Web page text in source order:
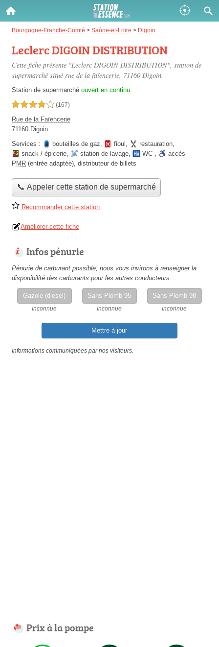
Bourgogne-Franche-Comté > Saône-et-Loire > Digoin
Leclerc DIGOIN DISTRIBUTION
Cette fiche présente "Leclerc DIGOIN DISTRIBUTION", station de
supermarché situé rue de la faïencerie, 71160 Digoin.
Station de supermarché ouvert en continu
4,0 étoiles sur 5 (167)
Rue de la Faïencerie
71160 Digoin
Services :
bouteilles de gaz, fioul , restauration,
snack / épicerie, station de lavage, WC ,
accès
PMR (entrée adaptée), distributeur de billets
📞 Appeler cette station de supermarché
Recommander cette station
Améliorer cette fiche
Infos pénurie
Pénurie de carburant possible, nous vous invitons à renseigner la
disponibilité des carburants pour les autres conducteurs.
Gazole (diesel)
Inconnue
Sans Plomb 95
Inconnue
Sans Plomb 98
Inconnue
Mettre à jour
Informations communiquées par nos visiteurs.
Prix à la pompe
Gazole :
Disponible Épuisé
SP 98 :
Disponible
SP 95 :